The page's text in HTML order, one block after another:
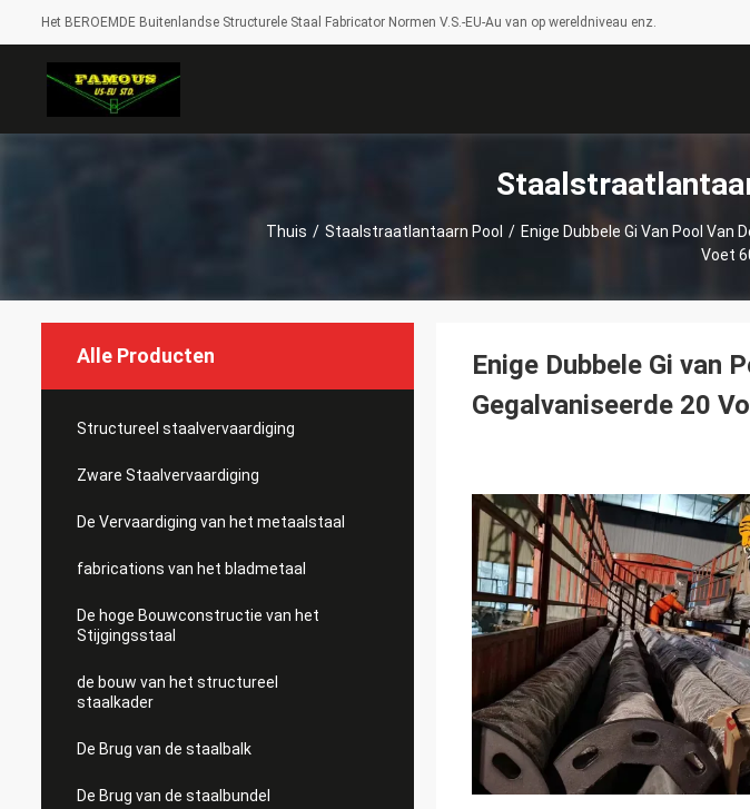
Het BEROEMDE Buitenlandse Structurele Staal Fabricator Normen V.S.-EU-Au van op wereldniveau enz.
Thuis / Staalstraatlantaarn Pool / Enige Dubbele Gi Van Pool
Voet
Alle Producten
Structureel staalvervaardiging
Zware Staalvervaardiging
De Vervaardiging van het metaalstaal
fabrications van het bladmetaal
De hoge Bouwconstructie van het
Stijgingsstaal
de bouw van het structureel
staalkader
De Brug van de staalbalk
De Brug van de staalbundel
Enige Dubbele Gi van
Gegalvaniseerde 20